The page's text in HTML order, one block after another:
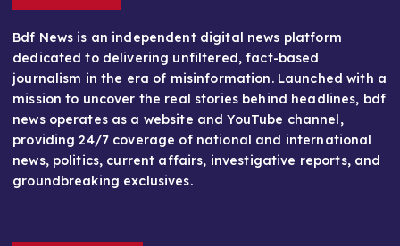
Bdf News is an independent digital news platform
dedicated to delivering unfiltered, fact-based
journalism in the era of misinformation. Launched with a
mission to uncover the real stories behind headlines, bdf
news operates as a website and YouTube channel,
providing 24/7 coverage of national and international
news, politics, current affairs, investigative reports, and
groundbreaking exclusives.